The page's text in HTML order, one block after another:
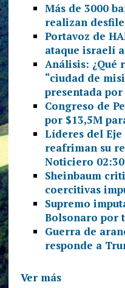
Más de 3000
realizan
Portavoz de
ataque israelí
Análisis: ¿Qué
“ciudad de
presentada
Congreso de
por $13,5M
Líderes del Eje
reafriman su
Noticiero 02:30
Sheinbaum
coercitivas
Supremo
Bolsonaro por
Guerra de
responde a
Ver más